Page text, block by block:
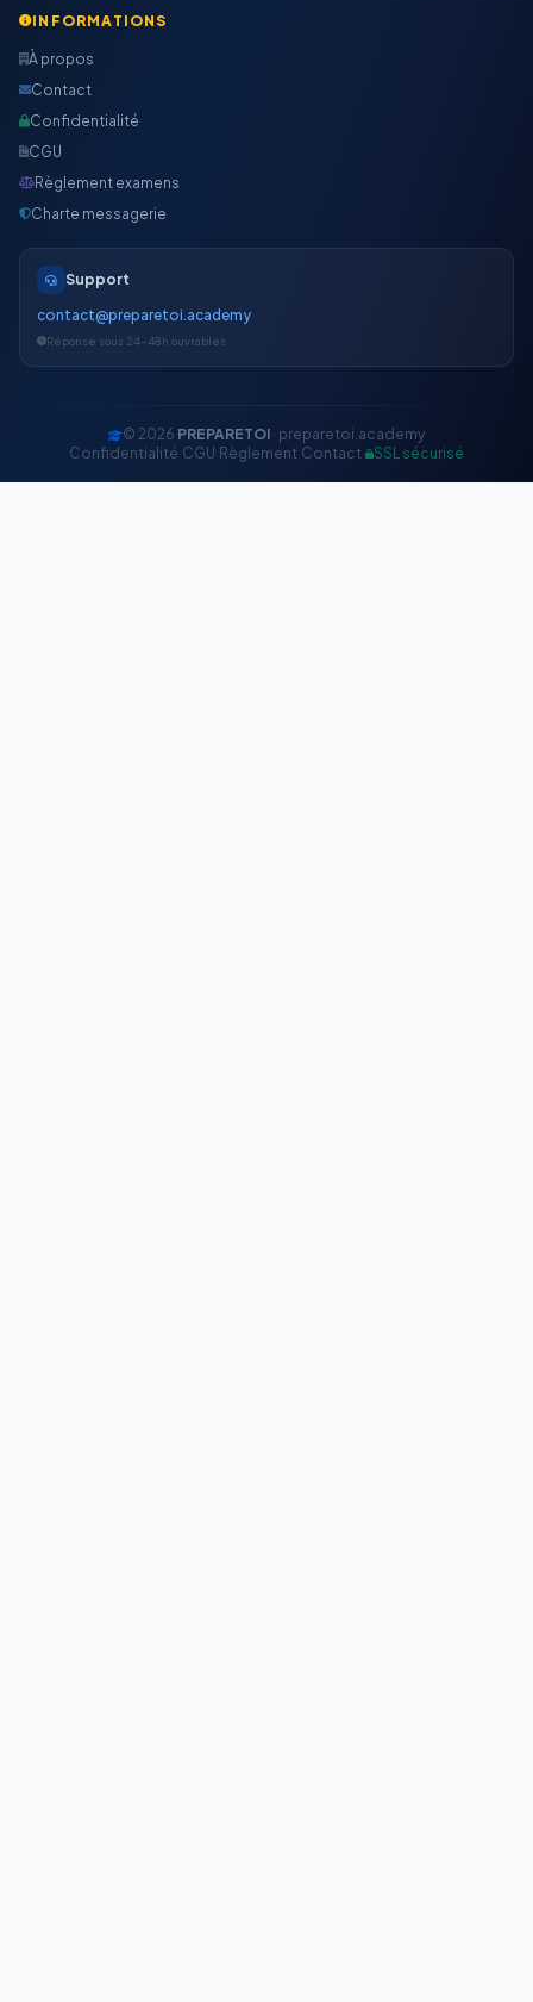
INFORMATIONS
À propos
Contact
Confidentialité
CGU
Règlement examens
Charte messagerie
Support
contact@preparetoi.academy
Réponse sous 24-48h ouvrables
© 2026 PREPARETOI · preparetoi.academy
Confidentialité CGU Règlement Contact SSL sécurisé